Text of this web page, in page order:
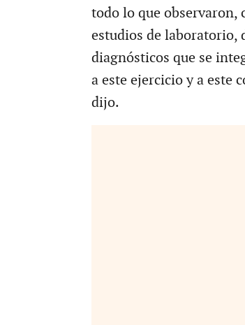
todo lo que observaron,
estudios de laboratorio,
diagnósticos que se
a este ejercicio y a este
dijo.